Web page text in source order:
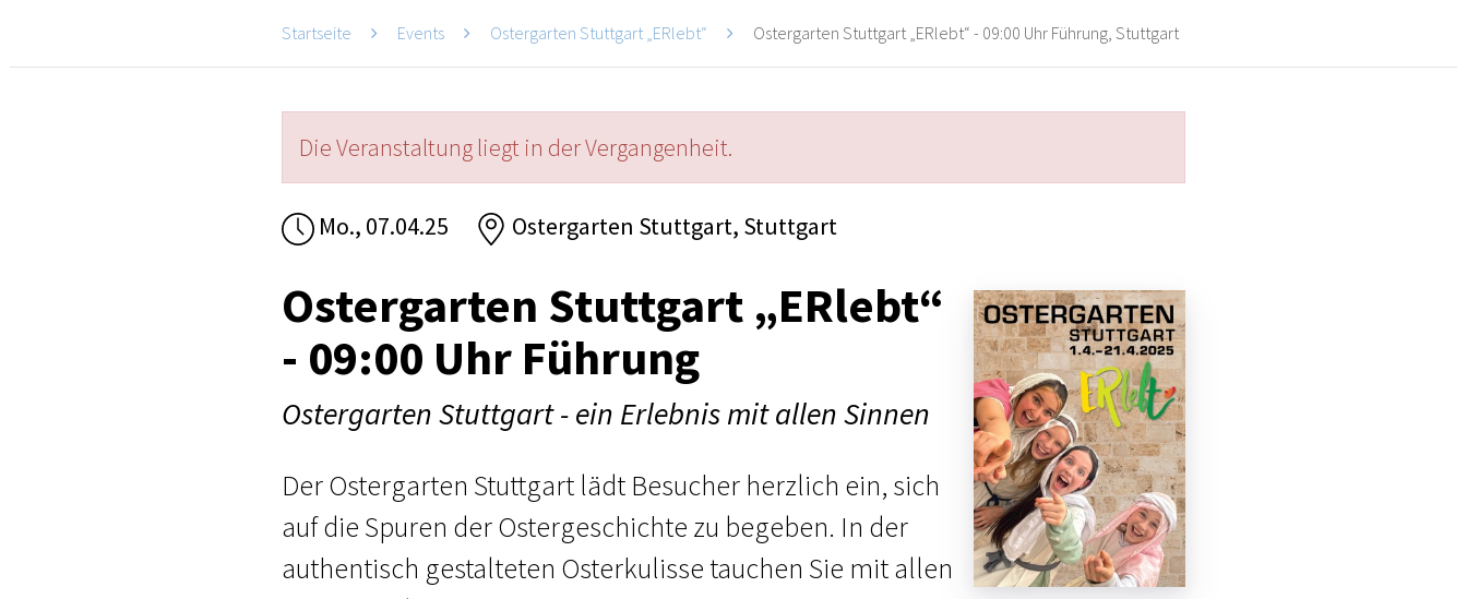
Startseite Events Ostergarten Stuttgart „ERlebt“ Ostergarten Stuttgart „ERlebt“ - 09:00 Uhr Führung, Stuttgart
Die Veranstaltung liegt in der Vergangenheit.
Mo., 07.04.25 Ostergarten Stuttgart, Stuttgart
Ostergarten Stuttgart „ERlebt“
- 09:00 Uhr Führung
Ostergarten Stuttgart - ein Erlebnis mit allen Sinnen
Der Ostergarten Stuttgart lädt Besucher herzlich ein, sich
auf die Spuren der Ostergeschichte zu begeben. In der
authentisch gestalteten Osterkulisse tauchen Sie mit allen